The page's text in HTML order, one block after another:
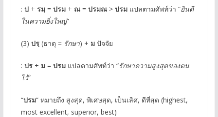
: ป+ รมฺ= ปรม+ ณ= ปรมณ> ปรมแปลตามศัพท์ว่า “ยินดี
ในความยิ่งใหญ่”
(3) ปรฺ(ธาตุ = รักษา) + มปัจจัย
: ปร+ ม= ปรมแปลตามศัพท์ว่า “รักษาความสูงสุดของตน
ไว้”
“ปรม” หมายถึง สูงสุด, พิเศษสุด, เป็นเลิศ, ดีที่สุด (highest,
most excellent, superior, best)